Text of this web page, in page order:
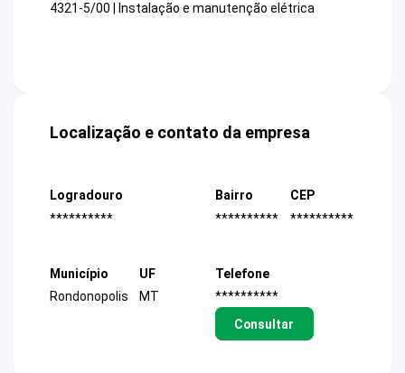
4321-5/00 | Instalação e manutenção elétrica
Localização e contato da empresa
Logradouro
**********
Bairro
**********
CEP
**********
Município
Rondonopolis
UF
MT
Telefone
**********
Consultar